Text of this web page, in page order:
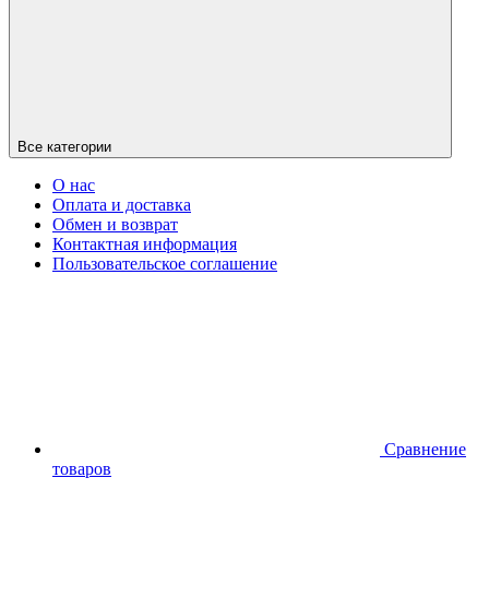
Все категории
О нас
Оплата и доставка
Обмен и возврат
Контактная информация
Пользовательское соглашение
Сравнение
товаров